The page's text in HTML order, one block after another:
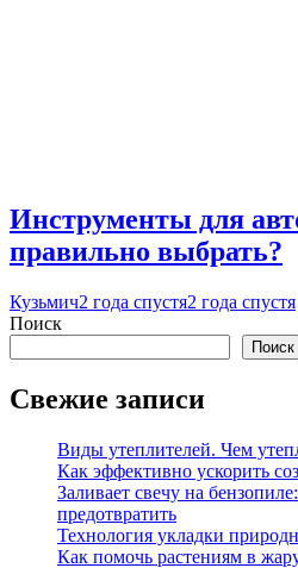
Инструменты для
правильно выбрать?
Кузьмич2 года спустя2 года спустя
Поиск
Поиск
Свежие записи
Виды утеплителей. Чем
Как эффективно ускорить
Заливает свечу на
предотвратить
Технология укладки
Как помочь растениям в